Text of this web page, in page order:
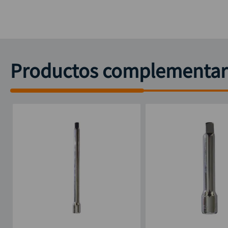
Productos